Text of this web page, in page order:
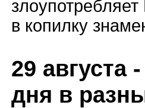
в копилку
29 августа
дня в